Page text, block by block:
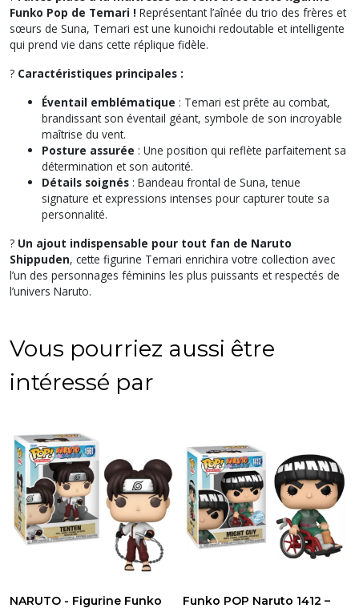
Funko Pop de Temari ! Représentant l’aînée du trio des frères et
sœurs de Suna, Temari est une kunoichi redoutable et intelligente
qui prend vie dans cette réplique fidèle.
? Caractéristiques principales :
Éventail emblématique : Temari est prête au combat,
brandissant son éventail géant, symbole de son incroyable
maîtrise du vent.
Posture assurée : Une position qui reflète parfaitement sa
détermination et son autorité.
Détails soignés : Bandeau frontal de Suna, tenue
signature et expressions intenses pour capturer toute sa
personnalité.
? Un ajout indispensable pour tout fan de Naruto
Shippuden, cette figurine Temari enrichira votre collection avec
l’un des personnages féminins les plus puissants et respectés de
l’univers Naruto.
Vous pourriez aussi être
intéressé par
NARUTO - Figurine Funko
Funko POP Naruto 1412 –